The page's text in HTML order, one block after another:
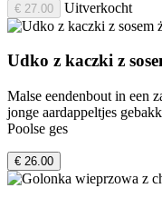
€ 27.00 Uitverkocht
Udko z kaczki z
Malse eendenbout in een
jonge aardappeltjes
Poolse ges
€ 26.00